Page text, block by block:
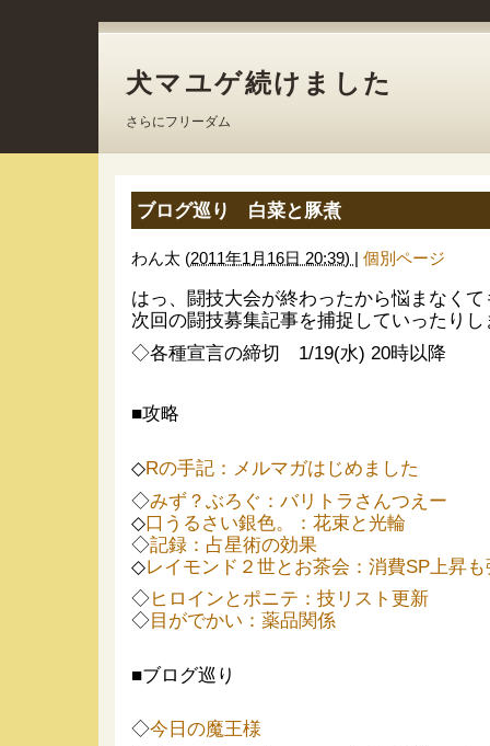
犬マユゲ続けました
さらにフリーダム
ブログ巡り 白菜と豚煮
わん太 (2011年1月16日 20:39) | 個別ページ
はっ、闘技大会が終わったから悩まなく
次回の闘技募集記事を捕捉していったりし
◇各種宣言の締切 1/19(水) 20時以降
■攻略
◇Rの手記：メルマガはじめました
◇みず？ぶろぐ：バリトラさんつえー
◇口うるさい銀色。：花束と光輪
◇記録：占星術の効果
◇レイモンド２世とお茶会：消費SP上昇
◇ヒロインとポニテ：技リスト更新
◇目がでかい：薬品関係
■ブログ巡り
◇今日の魔王様